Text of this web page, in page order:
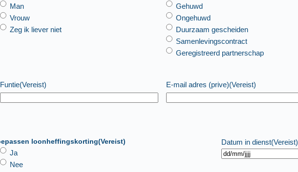
Man
Vrouw
Zeg ik liever niet
Gehuwd
Ongehuwd
Duurzaam gescheiden
Samenlevingscontract
Geregistreerd partnerschap
Funtie(Vereist) E-mail adres (prive)(Vereist)
loonheffingskorting(Vereist)
Ja
Nee
Datum in dienst(Vereist)